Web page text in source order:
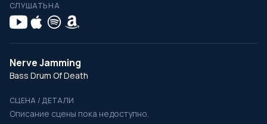
СЛУШАТЬ НА
Nerve Jamming
Bass Drum Of Death
СЦЕНА / ДЕТАЛИ
Описание сцены пока недоступно.